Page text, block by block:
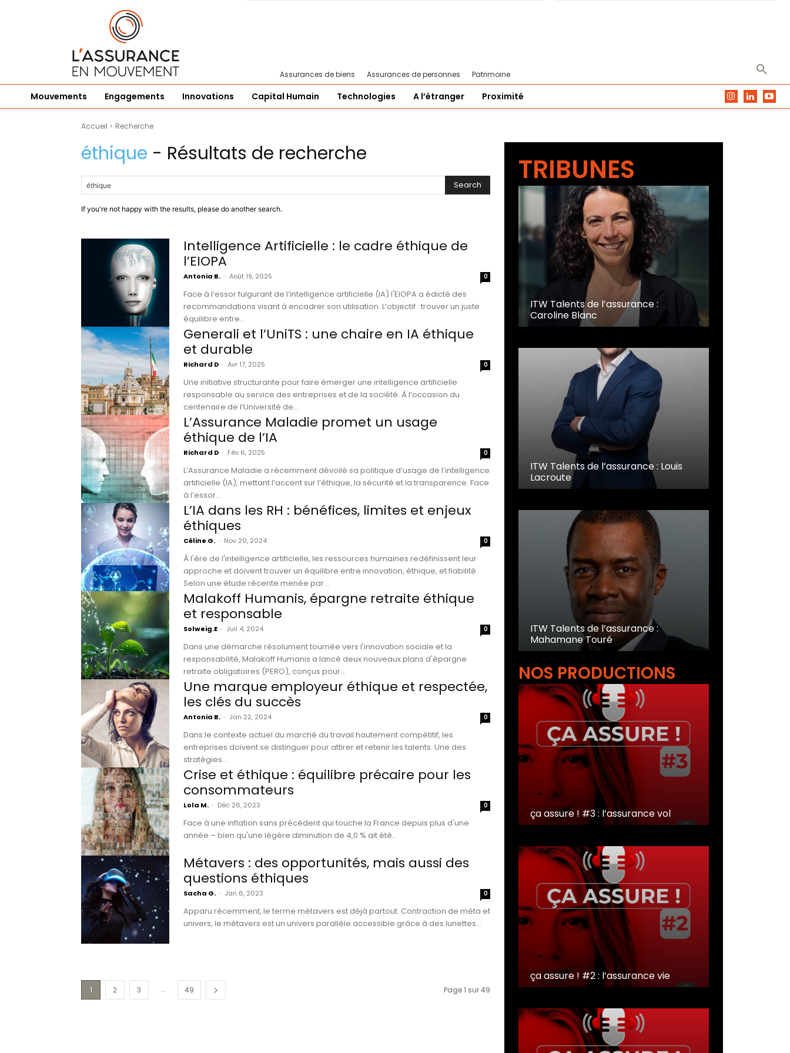
Assurances de biens Assurances de personnes Patrimoine
Mouvements Engagements Innovations Capital Humain Technologies A l’étranger Proximité
Accueil Recherche
éthique - Résultats de recherche
Search
If you're not happy with the results, please do another search.
Intelligence Artificielle : le cadre éthique de
l’EIOPA
Antonia B. - Août 19, 2025 0
Face à l’essor fulgurant de l’intelligence artificielle (IA) l'EIOPA a édicté des
recommandations visant à encadrer son utilisation. L’objectif : trouver un juste
équilibre entre...
Generali et l’UniTS : une chaire en IA éthique
et durable
Richard D - Avr 17, 2025 0
Une initiative structurante pour faire émerger une intelligence artificielle
responsable au service des entreprises et de la société. À l’occasion du
centenaire de l’Université de...
L’Assurance Maladie promet un usage
éthique de l’IA
Richard D - Fév 6, 2025 0
L’Assurance Maladie a récemment dévoilé sa politique d’usage de l’intelligence
artificielle (IA), mettant l’accent sur l’éthique, la sécurité et la transparence. Face
à l’essor...
L’IA dans les RH : bénéfices, limites et enjeux
éthiques
Céline G. - Nov 20, 2024 0
À l'ère de l'intelligence artificielle, les ressources humaines redéfinissent leur
approche et doivent trouver un équilibre entre innovation, éthique, et fiabilité.
Selon une étude récente menée par...
Malakoff Humanis, épargne retraite éthique
et responsable
Solweig.E - Juil 4, 2024 0
Dans une démarche résolument tournée vers l'innovation sociale et la
responsabilité, Malakoff Humanis a lancé deux nouveaux plans d'épargne
retraite obligatoires (PERO), conçus pour...
Une marque employeur éthique et respectée,
les clés du succès
Antonia B. - Jan 22, 2024 0
Dans le contexte actuel du marché du travail hautement compétitif, les
entreprises doivent se distinguer pour attirer et retenir les talents. Une des
stratégies...
Crise et éthique : équilibre précaire pour les
consommateurs
Lola M. - Déc 26, 2023 0
Face à une inflation sans précédent qui touche la France depuis plus d'une
année – bien qu'une légère diminution de 4,0 % ait été...
Métavers : des opportunités, mais aussi des
questions éthiques
Sacha G. - Jan 6, 2023 0
Apparu récemment, le terme métavers est déjà partout. Contraction de méta et
univers, le métavers est un univers parallèle accessible grâce à des lunettes...
1 2 3 ... 49 Page 1 sur 49
TRIBUNES
ITW Talents de l’assurance :
Caroline Blanc
ITW Talents de l’assurance : Louis
Lacroute
ITW Talents de l’assurance :
Mahamane Touré
NOS PRODUCTIONS
ça assure ! #3 : l’assurance vol
ça assure ! #2 : l’assurance vie